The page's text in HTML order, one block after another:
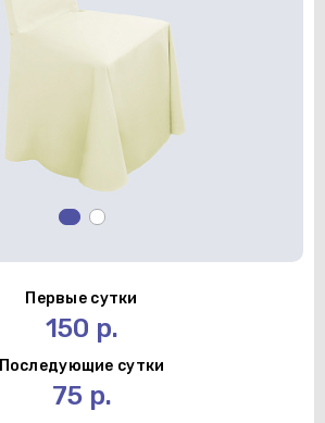
Первые сутки
150 р.
Последующие сутки
75 р.